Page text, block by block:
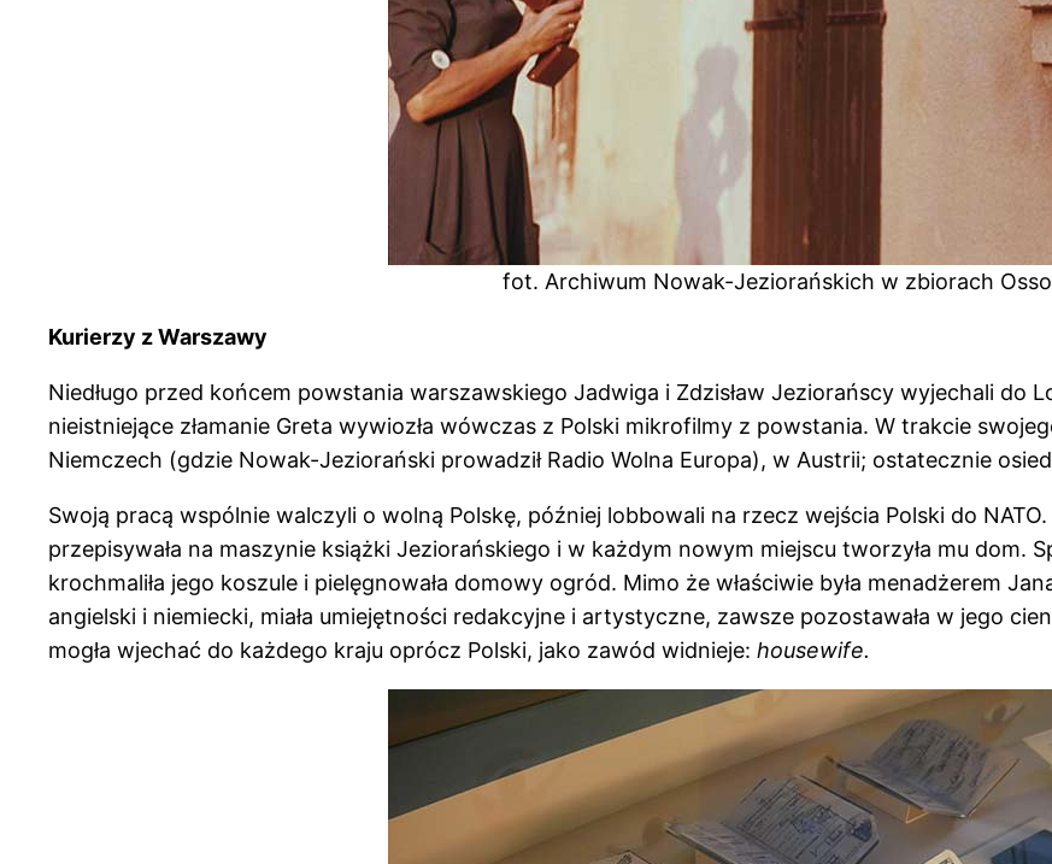
fot. Archiwum Nowak-Jeziorańskich w zbiorach
Kurierzy z Warszawy
Niedługo przed końcem powstania warszawskiego Jadwiga i Zdzisław Jeziorańscy wyjechali do
nieistniejące złamanie Greta wywiozła wówczas z Polski mikrofilmy z powstania. W trakcie
Niemczech (gdzie Nowak-Jeziorański prowadził Radio Wolna Europa), w Austrii; ostatecznie
Swoją pracą wspólnie walczyli o wolną Polskę, później lobbowali na rzecz wejścia Polski do
przepisywała na maszynie książki Jeziorańskiego i w każdym nowym miejscu tworzyła mu dom.
krochmaliła jego koszule i pielęgnowała domowy ogród. Mimo że właściwie była menadżerem
angielski i niemiecki, miała umiejętności redakcyjne i artystyczne, zawsze pozostawała w jego
mogła wjechać do każdego kraju oprócz Polski, jako zawód widnieje: housewife.